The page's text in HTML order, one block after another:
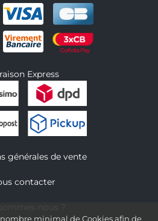
minimal de Cookies afin de
Express
générales de vente
contacter